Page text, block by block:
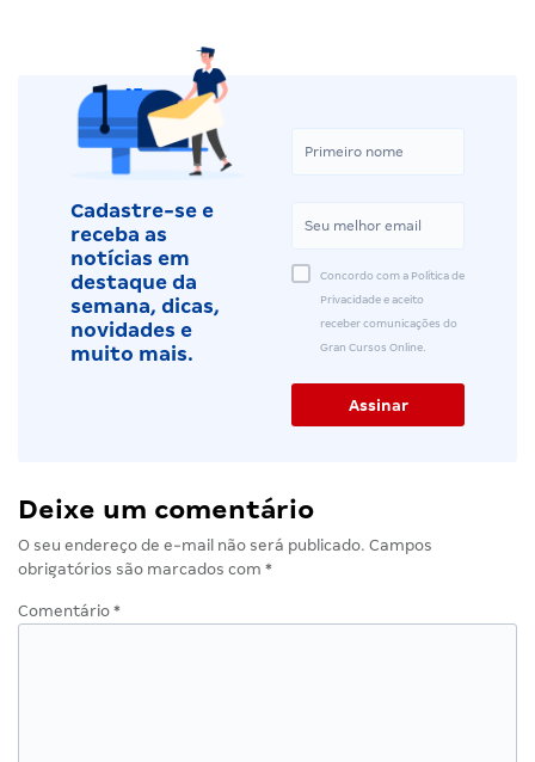
Cadastre-se e
receba as
notícias em
destaque da
semana, dicas,
novidades e
muito mais.
Concordo com a Política de
Privacidade e aceito
receber comunicações do
Gran Cursos Online.
Deixe um comentário
O seu endereço de e-mail não será publicado. Campos
obrigatórios são marcados com *
Comentário *